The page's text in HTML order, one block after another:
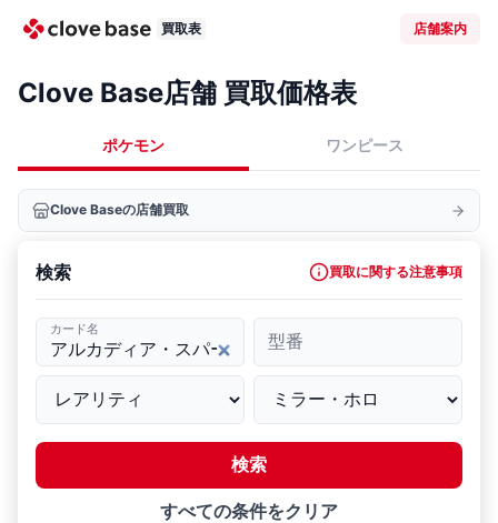
買取表 店舗案内
Clove Base店舗 買取価格表
ポケモン ワンピース
Clove Baseの店舗買取
検索 買取に関する注意事項
カード名
型番
検索
すべての条件をクリア